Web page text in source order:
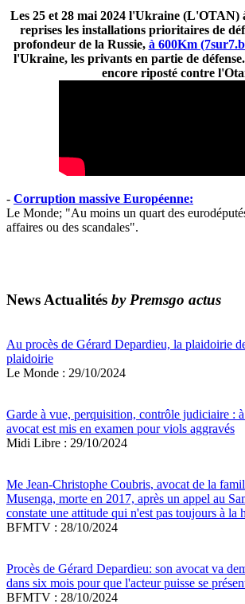
Les 25 et 28 mai 2024 l'Ukraine (L'OTAN)
reprises les installations prioritaires de
profondeur de la Russie, à 600Km
l'Ukraine, les privants en partie de
encore riposté contre
- Corruption massive Européenne:
Le Monde; "Au moins un quart des
affaires ou des scandales".
News Actualités by Premsgo actus
Au procès de Gérard Depardieu, la plaidoirie
plaidoirie
Le Monde : 29/10/2024
Garde à vue, perquisition, contrôle judiciaire :
avocat est mis en examen pour viols aggravés
Midi Libre : 29/10/2024
Me Jean-Christophe Coubris, avocat de la
Musenga, morte en 2017, après un appel au
constate une attitude qui n'est pas toujours à la
BFMTV : 28/10/2024
Procès de Gérard Depardieu: son avocat va
dans six mois pour que l'acteur puisse se
BFMTV : 28/10/2024